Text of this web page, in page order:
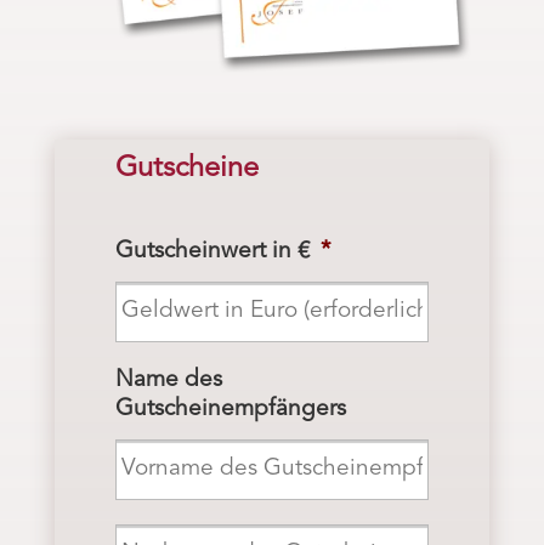
Gutscheine
Gutscheinwert in € *
Name des
Gutscheinempfängers